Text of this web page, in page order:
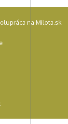
na Milota.sk